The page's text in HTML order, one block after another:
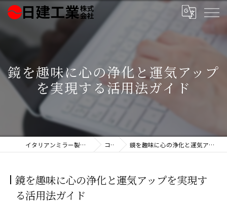
鏡を趣味に心の浄化と運気アップ
を実現する活用法ガイド
イタリアンミラー製造の日建工業株式会社 コラム 鏡を趣味に心の浄化と運気アップを実現する活用法ガイド
鏡を趣味に心の浄化と運気アップを実現す
る活用法ガイド